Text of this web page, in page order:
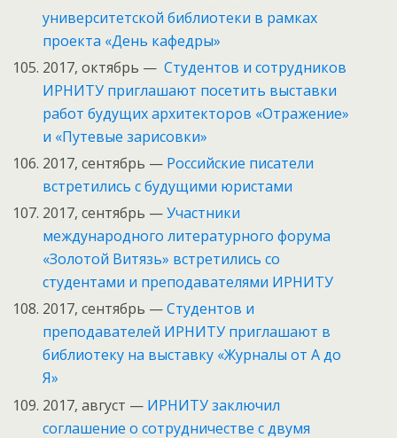
университетской библиотеки в рамках
проекта «День кафедры»
2017, октябрь —Студентов и сотрудников
ИРНИТУ приглашают посетить выставки
работ будущих архитекторов «Отражение»
и «Путевые зарисовки»
2017, сентябрь — Российские писатели
встретились с будущими юристами
2017, сентябрь —Участники
международного литературного форума
«Золотой Витязь» встретились со
студентами и преподавателями ИРНИТУ
2017, сентябрь —Студентов и
преподавателей ИРНИТУ приглашают в
библиотеку на выставку «Журналы от А до
Я»
2017, август — ИРНИТУ заключил
соглашение о сотрудничестве с двумя